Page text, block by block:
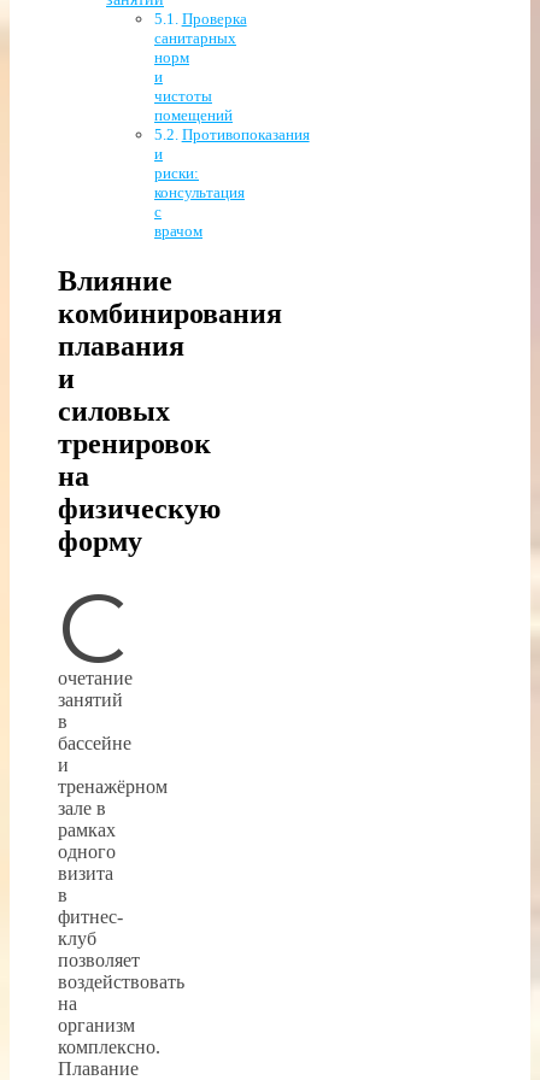
Проверка
санитарных
норм
и
чистоты
помещений
Противопоказания
и
риски:
консультация
с
врачом
Влияние
комбинирования
плавания
и
силовых
тренировок
на
физическую
форму
С
очетание
занятий
в
бассейне
и
тренажёрном
зале в
рамках
одного
визита
в
фитнес-
клуб
позволяет
воздействовать
на
организм
комплексно.
Плавание